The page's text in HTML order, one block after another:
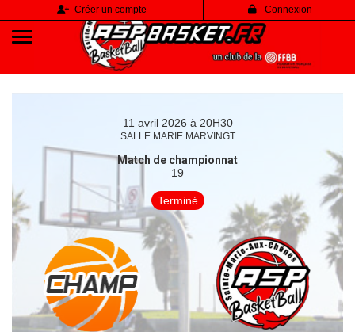
Créer un compte Connexion
11 avril 2026 à 20H30
SALLE MARIE MARVINGT
Match de championnat
19
Terminé
Panneau de gestion des cookies